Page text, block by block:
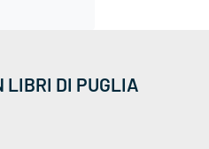
LIBRI DI PUGLIA